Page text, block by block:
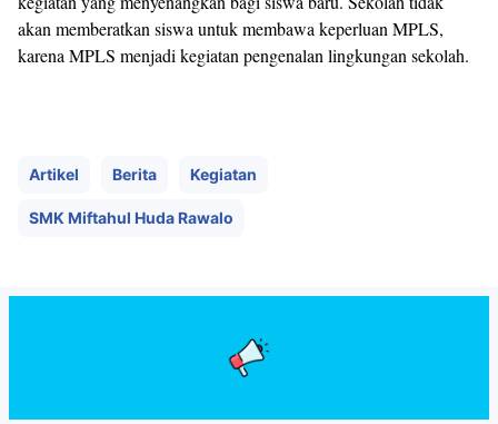
akan memberatkan siswa untuk membawa keperluan MPLS,
karena MPLS menjadi kegiatan pengenalan lingkungan sekolah.
Artikel Berita Kegiatan
SMK Miftahul Huda Rawalo